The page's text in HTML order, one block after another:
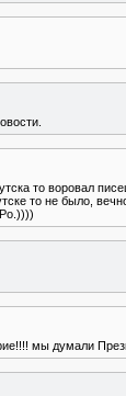
то воровал
то не было,
мы думали